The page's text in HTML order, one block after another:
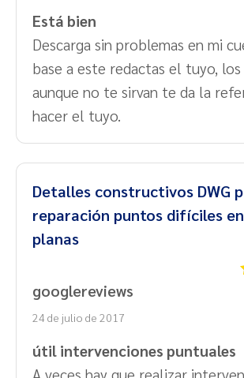
Está bien
Descarga sin problemas en mi
base a este redactas el tuyo,
aunque no te sirvan te da la
hacer el tuyo.
Detalles constructivos DWG
reparación puntos difíciles
planas
googlereviews
24 de julio de 2017
útil intervenciones puntuales
A veces hay que realizar